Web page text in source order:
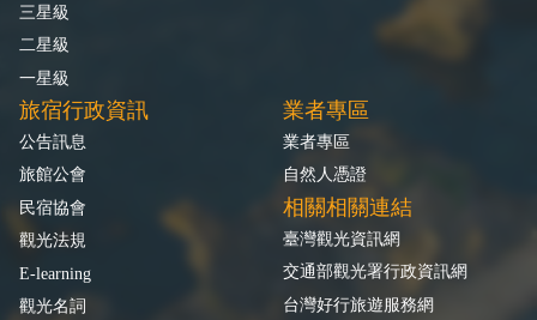
三星級
二星級
一星級
旅宿行政資訊
公告訊息
旅館公會
民宿協會
觀光法規
E-learning
觀光名詞
業者專區
業者專區
自然人憑證
相關相關連結
臺灣觀光資訊網
交通部觀光署行政資訊網
台灣好行旅遊服務網